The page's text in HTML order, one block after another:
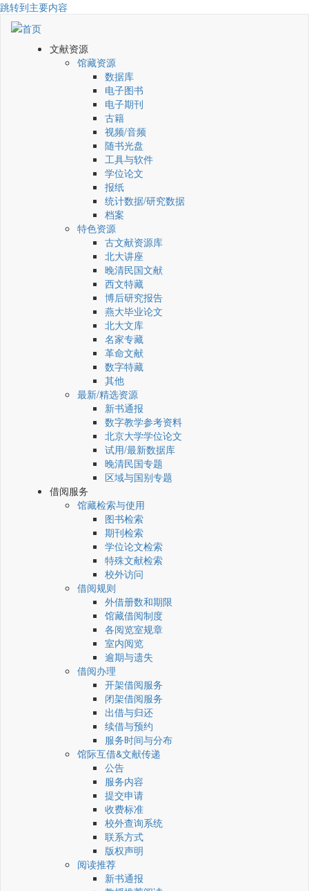
跳转到主要内容
文献资源
馆藏资源
数据库
电子图书
电子期刊
古籍
视频/音频
随书光盘
工具与软件
学位论文
报纸
统计数据/研究数据
档案
特色资源
古文献资源库
北大讲座
晚清民国文献
西文特藏
博后研究报告
燕大毕业论文
北大文库
名家专藏
革命文献
数字特藏
其他
最新/精选资源
新书通报
数字教学参考资料
北京大学学位论文
试用/最新数据库
晚清民国专题
区域与国别专题
借阅服务
馆藏检索与使用
图书检索
期刊检索
学位论文检索
特殊文献检索
校外访问
借阅规则
外借册数和期限
馆藏借阅制度
各阅览室规章
室内阅览
逾期与遗失
借阅办理
开架借阅服务
闭架借阅服务
出借与归还
续借与预约
服务时间与分布
馆际互借&文献传递
公告
服务内容
提交申请
收费标准
校外查询系统
联系方式
版权声明
阅读推荐
新书通报